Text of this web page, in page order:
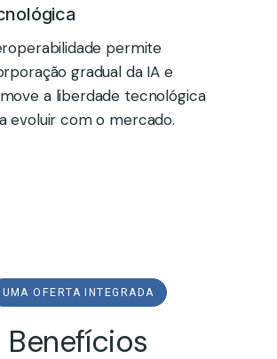
permite
gradual da IA e
a liberdade tecnológica
evoluir com o mercado.​
UMA OFERTA INTEGRADA
Benefícios